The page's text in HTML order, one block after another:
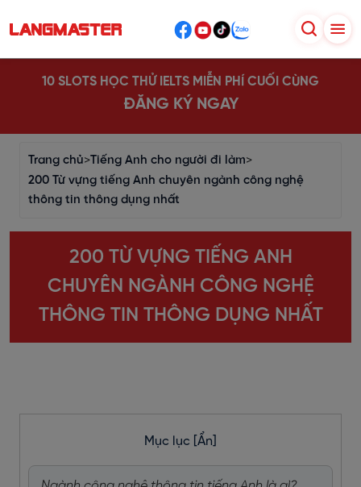
10 SLOTS HỌC THỬ IELTS MIỄN PHÍ CUỐI CÙNG
ĐĂNG KÝ NGAY
Trang chủ>Tiếng Anh cho người đi làm>
200 Từ vựng tiếng Anh chuyên ngành công nghệ
thông tin thông dụng nhất
200 TỪ VỰNG TIẾNG ANH
CHUYÊN NGÀNH CÔNG NGHỆ
THÔNG TIN THÔNG DỤNG NHẤT
Mục lục [Ẩn]